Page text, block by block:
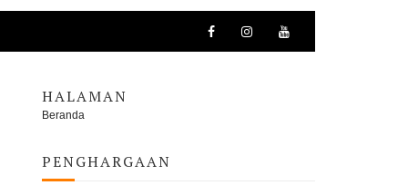
HALAMAN
Beranda
PENGHARGAAN